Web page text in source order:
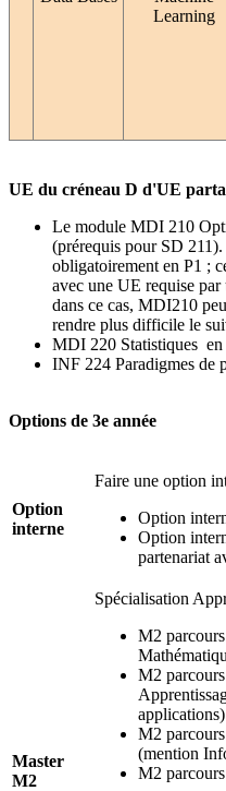
Learning
UE du créneau D d'UE
Le module MDI 210
(prérequis pour SD
obligatoirement en P1 ;
avec une UE requise
dans ce cas, MDI210
rendre plus difficile le
MDI 220 Statistiques
INF 224 Paradigmes de
Options de 3e année
Option
interne
Faire une option
Option
Option
partenariat
Master
M2
Spécialisation
M2
M2
M2
(mention
M2